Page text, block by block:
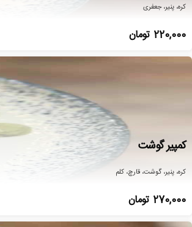
کره، پنیر، جعفری
220,000 تومان
کمپیر گوشت
کره، پنیر، گوشت، قارچ، کلم
270,000 تومان